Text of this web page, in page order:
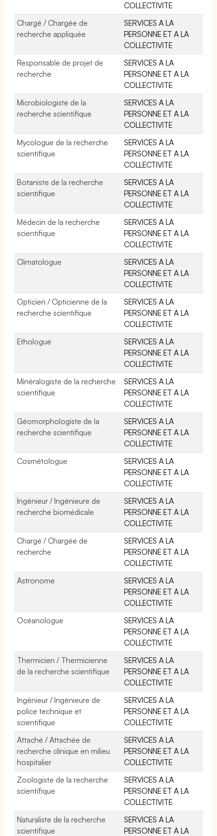
COLLECTIVITE
Chargé / Chargée de
recherche appliquée
SERVICES A LA
PERSONNE ET A LA
COLLECTIVITE
Responsable de projet de
recherche
SERVICES A LA
PERSONNE ET A LA
COLLECTIVITE
Microbiologiste de la
recherche scientifique
SERVICES A LA
PERSONNE ET A LA
COLLECTIVITE
Mycologue de la recherche
scientifique
SERVICES A LA
PERSONNE ET A LA
COLLECTIVITE
Botaniste de la recherche
scientifique
SERVICES A LA
PERSONNE ET A LA
COLLECTIVITE
Médecin de la recherche
scientifique
SERVICES A LA
PERSONNE ET A LA
COLLECTIVITE
Climatologue
SERVICES A LA
PERSONNE ET A LA
COLLECTIVITE
Opticien / Opticienne de la
recherche scientifique
SERVICES A LA
PERSONNE ET A LA
COLLECTIVITE
Ethologue
SERVICES A LA
PERSONNE ET A LA
COLLECTIVITE
Minéralogiste de la recherche
scientifique
SERVICES A LA
PERSONNE ET A LA
COLLECTIVITE
Géomorphologiste de la
recherche scientifique
SERVICES A LA
PERSONNE ET A LA
COLLECTIVITE
Cosmétologue
SERVICES A LA
PERSONNE ET A LA
COLLECTIVITE
Ingénieur / Ingénieure de
recherche biomédicale
SERVICES A LA
PERSONNE ET A LA
COLLECTIVITE
Chargé / Chargée de
recherche
SERVICES A LA
PERSONNE ET A LA
COLLECTIVITE
Astronome
SERVICES A LA
PERSONNE ET A LA
COLLECTIVITE
Océanologue
SERVICES A LA
PERSONNE ET A LA
COLLECTIVITE
Thermicien / Thermicienne
de la recherche scientifique
SERVICES A LA
PERSONNE ET A LA
COLLECTIVITE
Ingénieur / Ingénieure de
police technique et
scientifique
SERVICES A LA
PERSONNE ET A LA
COLLECTIVITE
Attaché / Attachée de
recherche clinique en milieu
hospitalier
SERVICES A LA
PERSONNE ET A LA
COLLECTIVITE
Zoologiste de la recherche
scientifique
SERVICES A LA
PERSONNE ET A LA
COLLECTIVITE
Naturaliste de la recherche
scientifique
SERVICES A LA
PERSONNE ET A LA